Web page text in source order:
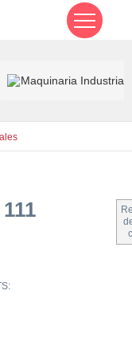
Maquinaria Industrial